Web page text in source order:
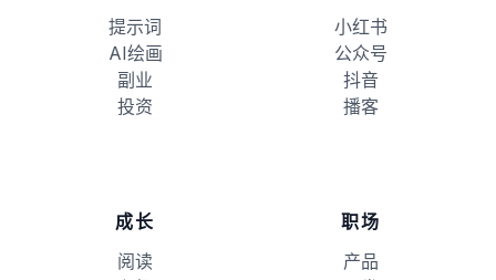
提示词
AI绘画
副业
投资
小红书
公众号
抖音
播客
成长
阅读
职场
产品